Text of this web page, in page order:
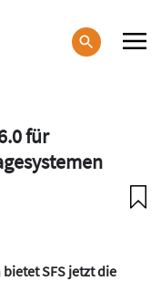
für
SFS jetzt die